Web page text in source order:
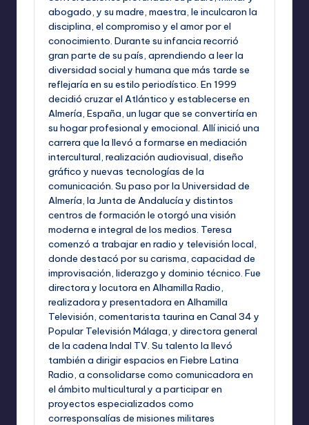
abogado, y su madre, maestra, le inculcaron la
disciplina, el compromiso y el amor por el
conocimiento. Durante su infancia recorrió
gran parte de su país, aprendiendo a leer la
diversidad social y humana que más tarde se
reflejaría en su estilo periodístico. En 1999
decidió cruzar el Atlántico y establecerse en
Almería, España, un lugar que se convertiría en
su hogar profesional y emocional. Allí inició una
carrera que la llevó a formarse en mediación
intercultural, realización audiovisual, diseño
gráfico y nuevas tecnologías de la
comunicación. Su paso por la Universidad de
Almería, la Junta de Andalucía y distintos
centros de formación le otorgó una visión
moderna e integral de los medios. Teresa
comenzó a trabajar en radio y televisión local,
donde destacó por su carisma, capacidad de
improvisación, liderazgo y dominio técnico. Fue
directora y locutora en Alhamilla Radio,
realizadora y presentadora en Alhamilla
Televisión, comentarista taurina en Canal 34 y
Popular Televisión Málaga, y directora general
de la cadena Indal TV. Su talento la llevó
también a dirigir espacios en Fiebre Latina
Radio, a consolidarse como comunicadora en
el ámbito multicultural y a participar en
proyectos especializados como
corresponsalías de misiones militares